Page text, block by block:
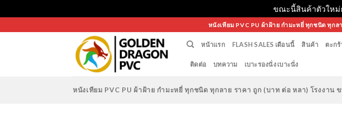
ขณะนี้สินค้าตัวใหม่
to
หนังเทียม PVC PU ผ้าฝ้าย กำมะหยี่ ทุกชนิด ทุกล
หน้าแรก FLASH SALES เดือนนี้ สินค้า ตะกร้
ติดต่อ บทความ เบาะรองนั่ง เบาะนั่ง
หนังเทียม PVC PU ผ้าฝ้าย กำมะหยี่ ทุกชนิด ทุกลาย ราคา ถูก (บาท ต่อ หลา) โรงงาน